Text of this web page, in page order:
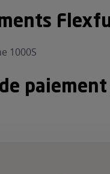
1000S
paiement